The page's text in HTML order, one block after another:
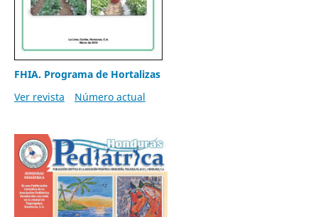
FHIA. Programa de Hortalizas
Ver revista
Número actual